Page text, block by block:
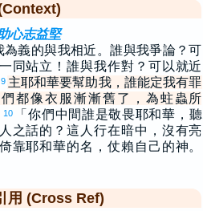
心志益堅
為義的與我相近。誰與我爭論？可
同站立！誰與我作對？可以就近
9 主耶和華要幫助我，誰能定我有罪
都像衣服漸漸舊了，為蛀蟲所
10
「你們中間誰是敬畏耶和華，聽
之話的？這人行在暗中，沒有亮
靠耶和華的名，仗賴自己的神。
用 (Cross Ref)